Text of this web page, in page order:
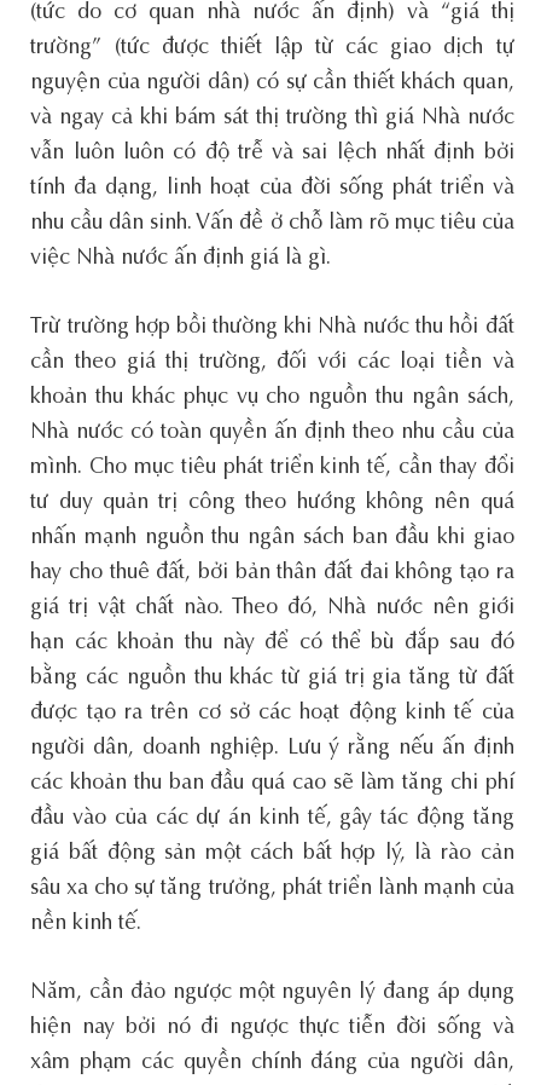
(tức do cơ quan nhà nước ấn định) và “giá thị
trường” (tức được thiết lập từ các giao dịch tự
nguyện của người dân) có sự cần thiết khách quan,
và ngay cả khi bám sát thị trường thì giá Nhà nước
vẫn luôn luôn có độ trễ và sai lệch nhất định bởi
tính đa dạng, linh hoạt của đời sống phát triển và
nhu cầu dân sinh. Vấn đề ở chỗ làm rõ mục tiêu của
việc Nhà nước ấn định giá là gì.
Trừ trường hợp bồi thường khi Nhà nước thu hồi đất
cần theo giá thị trường, đối với các loại tiền và
khoản thu khác phục vụ cho nguồn thu ngân sách,
Nhà nước có toàn quyền ấn định theo nhu cầu của
mình. Cho mục tiêu phát triển kinh tế, cần thay đổi
tư duy quản trị công theo hướng không nên quá
nhấn mạnh nguồn thu ngân sách ban đầu khi giao
hay cho thuê đất, bởi bản thân đất đai không tạo ra
giá trị vật chất nào. Theo đó, Nhà nước nên giới
hạn các khoản thu này để có thể bù đắp sau đó
bằng các nguồn thu khác từ giá trị gia tăng từ đất
được tạo ra trên cơ sở các hoạt động kinh tế của
người dân, doanh nghiệp. Lưu ý rằng nếu ấn định
các khoản thu ban đầu quá cao sẽ làm tăng chi phí
đầu vào của các dự án kinh tế, gây tác động tăng
giá bất động sản một cách bất hợp lý, là rào cản
sâu xa cho sự tăng trưởng, phát triển lành mạnh của
nền kinh tế.
Năm, cần đảo ngược một nguyên lý đang áp dụng
hiện nay bởi nó đi ngược thực tiễn đời sống và
xâm phạm các quyền chính đáng của người dân,